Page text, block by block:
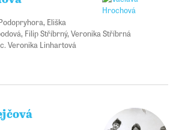
Eliška
Filip Stříbrný, Veronika Stříbrná
Veronika Linhartová